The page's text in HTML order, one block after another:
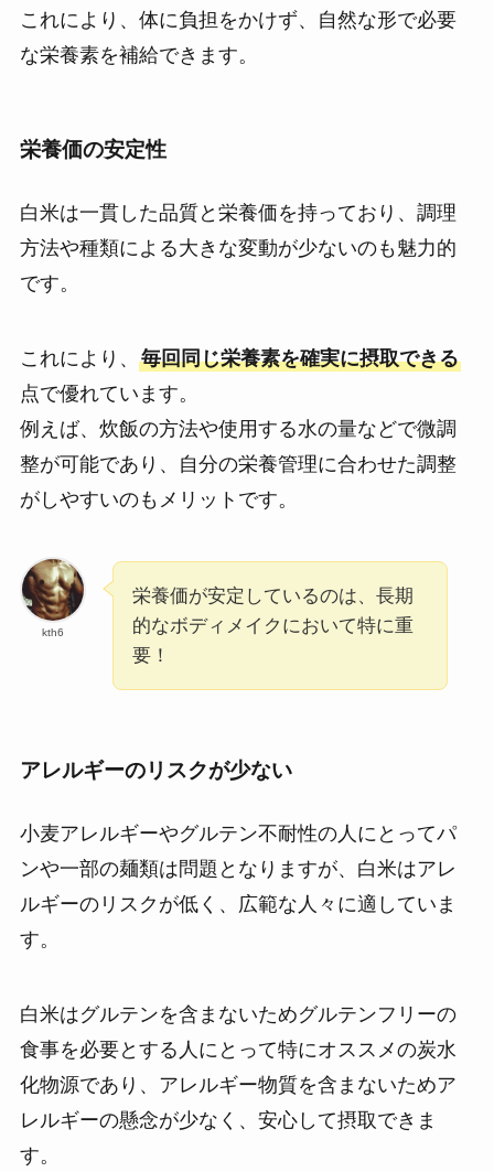
これにより、体に負担をかけず、自然な形で必要
な栄養素を補給できます。
栄養価の安定性
白米は一貫した品質と栄養価を持っており、調理
方法や種類による大きな変動が少ないのも魅力的
です。
これにより、 毎回同じ栄養素を確実に摂取できる
点で優れています。
例えば、炊飯の方法や使用する水の量などで微調
整が可能であり、自分の栄養管理に合わせた調整
がしやすいのもメリットです。
kth6
栄養価が安定しているのは、長期
的なボディメイクにおいて特に重
要！
アレルギーのリスクが少ない
小麦アレルギーやグルテン不耐性の人にとってパ
ンや一部の麺類は問題となりますが、白米はアレ
ルギーのリスクが低く、広範な人々に適していま
す。
白米はグルテンを含まないためグルテンフリーの
食事を必要とする人にとって特にオススメの炭水
化物源であり、アレルギー物質を含まないためア
レルギーの懸念が少なく、安心して摂取できま
す。